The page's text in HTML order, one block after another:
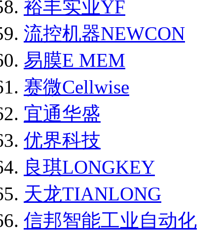
裕丰实业YF
流控机器NEWCON
易膜E MEM
赛微Cellwise
宜通华盛
优界科技
良琪LONGKEY
天龙TIANLONG
信邦智能工业自动化